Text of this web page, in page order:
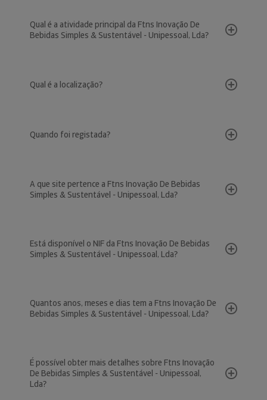
Qual é a atividade principal da Ftns Inovação De
Bebidas Simples & Sustentável - Unipessoal, Lda?
Qual é a localização?
Quando foi registada?
A que site pertence a Ftns Inovação De Bebidas
Simples & Sustentável - Unipessoal, Lda?
Está disponível o NIF da Ftns Inovação De Bebidas
Simples & Sustentável - Unipessoal, Lda?
Quantos anos, meses e dias tem a Ftns Inovação De
Bebidas Simples & Sustentável - Unipessoal, Lda?
É possível obter mais detalhes sobre Ftns Inovação
De Bebidas Simples & Sustentável - Unipessoal,
Lda?